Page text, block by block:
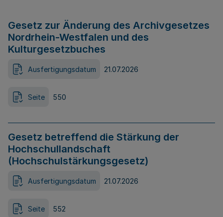
Gesetz zur Änderung des Archivgesetzes
Nordrhein-Westfalen und des
Kulturgesetzbuches
Ausfertigungsdatum 21.07.2026
Seite 550
Gesetz betreffend die Stärkung der
Hochschullandschaft
(Hochschulstärkungsgesetz)
Ausfertigungsdatum 21.07.2026
Seite 552